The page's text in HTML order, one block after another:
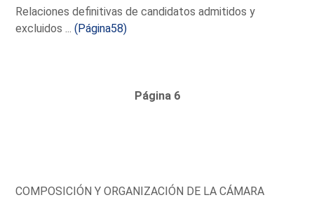
Relaciones definitivas de candidatos admitidos y
excluidos ...(Página58)
Página 6
COMPOSICIÓN Y ORGANIZACIÓN DE LA CÁMARA